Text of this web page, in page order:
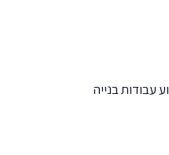
בנייה